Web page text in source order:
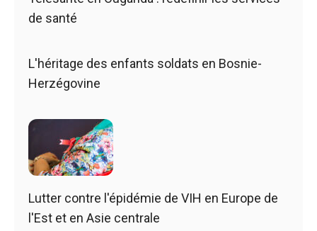
de santé
L'héritage des enfants soldats en Bosnie-
Herzégovine
Lutter contre l'épidémie de VIH en Europe de
l'Est et en Asie centrale